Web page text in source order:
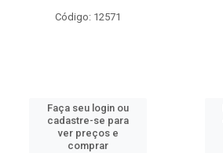
Código: 12571
Faça seu login ou
cadastre-se para
ver preços e
comprar